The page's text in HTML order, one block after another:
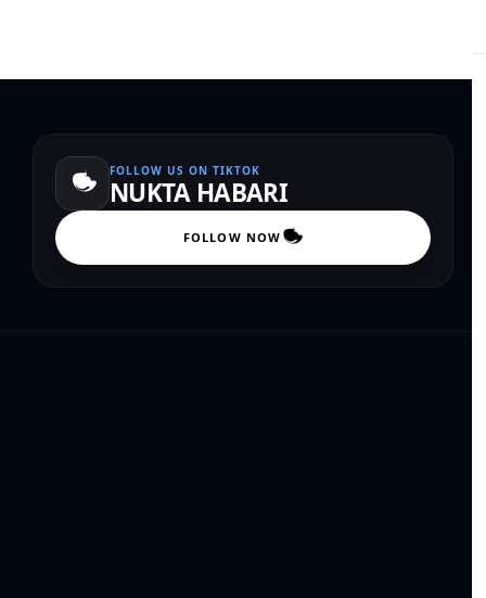
FOLLOW US ON TIKTOK
NUKTA HABARI
FOLLOW NOW